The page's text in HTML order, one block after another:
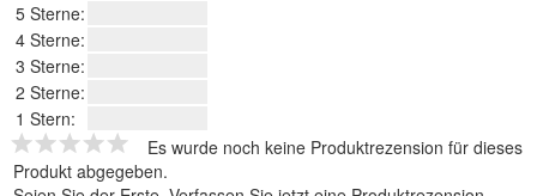
5 Sterne:
4 Sterne:
3 Sterne:
2 Sterne:
1 Stern:
Es wurde noch keine Produktrezension für dieses
Produkt abgegeben.